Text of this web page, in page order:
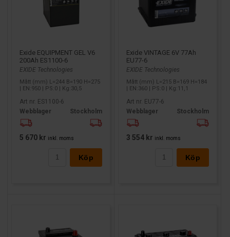
Exide EQUIPMENT GEL V6
200Ah ES1100-6
EXIDE Technologies
Mått (mm) L=244 B=190 H=275
| EN:950 | PS:0 | Kg:30,5
Art nr. ES1100-6
Webblager
Stockholm
5 670 kr inkl. moms
Köp
Exide VINTAGE 6V 77Ah
EU77-6
EXIDE Technologies
Mått (mm) L=215 B=169 H=184
| EN:360 | PS:0 | Kg:11,1
Art nr. EU77-6
Webblager
Stockholm
3 554 kr inkl. moms
Köp